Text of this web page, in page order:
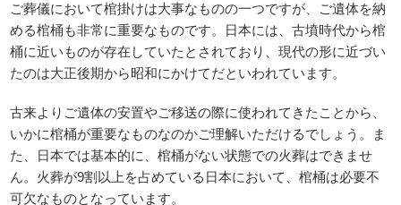
ご葬儀において棺掛けは大事なものの一つですが、ご遺体を納
める棺桶も非常に重要なものです。日本には、古墳時代から棺
桶に近いものが存在していたとされており、現代の形に近づい
たのは大正後期から昭和にかけてだといわれています。
古来よりご遺体の安置やご移送の際に使われてきたことから、
いかに棺桶が重要なものなのかご理解いただけるでしょう。ま
た、日本では基本的に、棺桶がない状態での火葬はできませ
ん。火葬が9割以上を占めている日本において、棺桶は必要不
可欠なものとなっています。